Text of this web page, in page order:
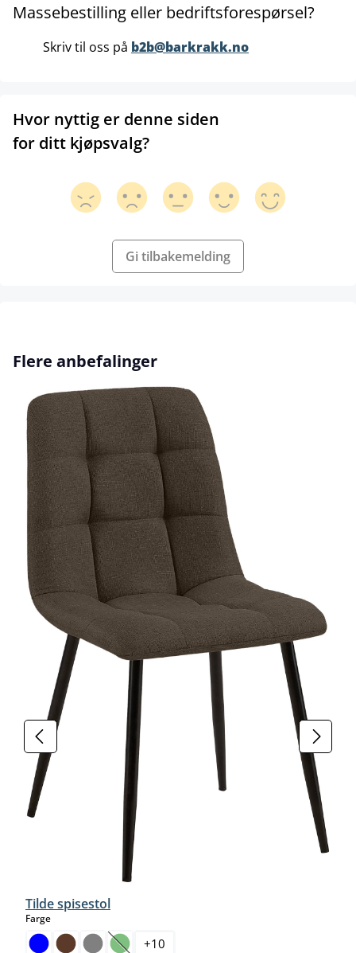
Massebestilling eller bedriftsforespørsel?
Skriv til oss på b2b@barkrakk.no
Hvor nyttig er denne siden
for ditt kjøpsvalg?
Gi tilbakemelding
Hopp over produktgalleri
Flere anbefalinger
Tilde spisestol
Fargeselect
+10